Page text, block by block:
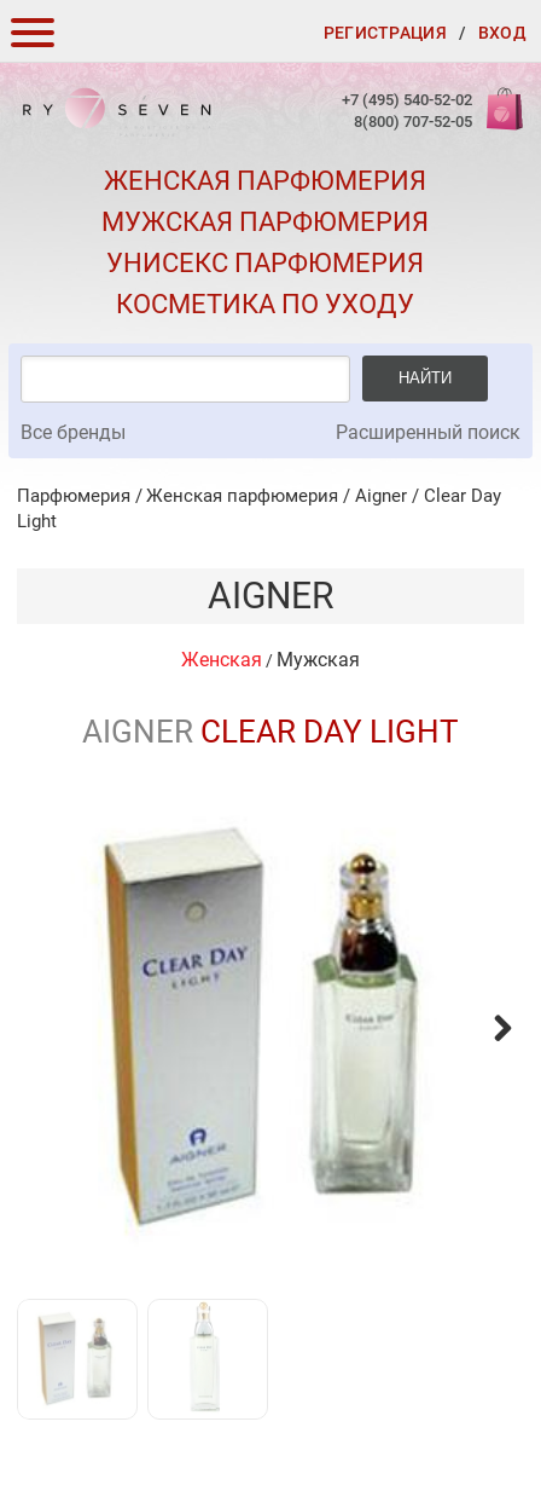
РЕГИСТРАЦИЯ / ВХОД
КАК ЗАКАЗАТЬ
СКИДКИ
КОНТАКТЫ
О КАЧЕСТВЕ
ПОДАРКИ К ЗАКАЗАМ
+7 (495) 540-52-02
8(800) 707-52-05
ЖЕНСКАЯ ПАРФЮМЕРИЯ
МУЖСКАЯ ПАРФЮМЕРИЯ
УНИСЕКС ПАРФЮМЕРИЯ
КОСМЕТИКА ПО УХОДУ
НАЙТИ
Все бренды Расширенный поиск
Парфюмерия Женская парфюмерия / Aigner / Clear Day
Light
AIGNER
Женская / Мужская
AIGNER CLEAR DAY LIGHT